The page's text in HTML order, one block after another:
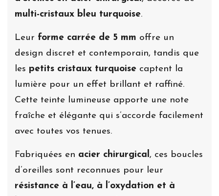
multi-cristaux bleu turquoise.
Leur forme carrée de 5 mm offre un
design discret et contemporain, tandis que
les petits cristaux turquoise captent la
lumière pour un effet brillant et raffiné.
Cette teinte lumineuse apporte une note
fraîche et élégante qui s’accorde facilement
avec toutes vos tenues.
Fabriquées en acier chirurgical , ces boucles
d’oreilles sont reconnues pour leur
résistance à l’eau, à l’oxydation et à